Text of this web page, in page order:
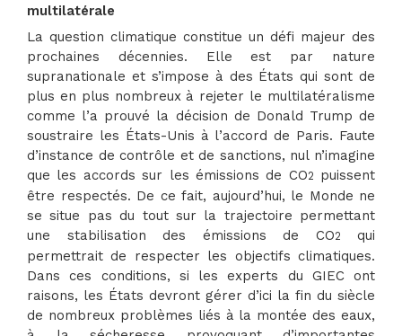
multilatérale
La question climatique constitue un défi majeur des
prochaines décennies. Elle est par nature
supranationale et s’impose à des États qui sont de
plus en plus nombreux à rejeter le multilatéralisme
comme l’a prouvé la décision de Donald Trump de
soustraire les États-Unis à l’accord de Paris. Faute
d’instance de contrôle et de sanctions, nul n’imagine
que les accords sur les émissions de CO2 puissent
être respectés. De ce fait, aujourd’hui, le Monde ne
se situe pas du tout sur la trajectoire permettant
une stabilisation des émissions de CO2
qui
permettrait de respecter les objectifs climatiques.
Dans ces conditions, si les experts du GIEC ont
raisons, les États devront gérer d’ici la fin du siècle
de nombreux problèmes liés à la montée des eaux,